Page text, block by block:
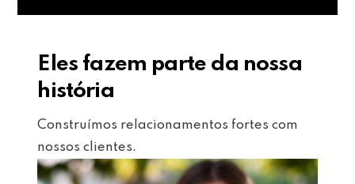
Eles fazem parte da nossa
história
Construímos relacionamentos fortes com
nossos clientes.